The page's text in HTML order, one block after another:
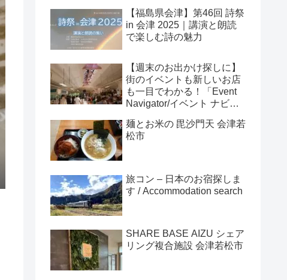
【福島県会津】第46回 詩祭
in 会津 2025｜講演と朗読
で楽しむ詩の魅力
【週末のお出かけ探しに】
街のイベントも新しいお店
も一目でわかる！「Event
Navigator/イベント ナビゲ
麺とお米の 毘沙門天 会津若
松市
旅コン – 日本のお宿探しま
す / Accommodation search
SHARE BASE AIZU シェア
リング複合施設 会津若松市